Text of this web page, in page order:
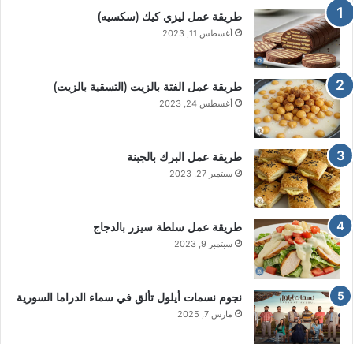
طريقة عمل ليزي كيك (سكسيه)
أغسطس 11, 2023
طريقة عمل الفتة بالزيت (التسقية بالزيت)
أغسطس 24, 2023
طريقة عمل البرك بالجبنة
سبتمبر 27, 2023
طريقة عمل سلطة سيزر بالدجاج
سبتمبر 9, 2023
نجوم نسمات أيلول تألق في سماء الدراما السورية
مارس 7, 2025